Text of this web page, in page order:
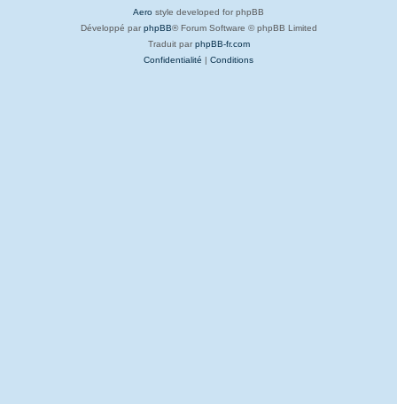
Aero style developed for phpBB
Développé par phpBB® Forum Software © phpBB Limited
Traduit par phpBB-fr.com
Confidentialité | Conditions